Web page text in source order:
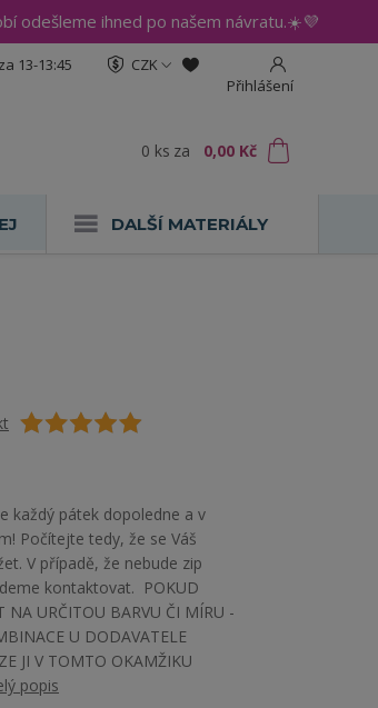
odešleme ihned po našem návratu.☀️💜
CZK
Přihlášení
13-13:45
0 ks za 0,00 Kč
DALŠÍ MATERIÁLY
každý pátek dopoledne a v
Počítejte tedy, že se Váš
V případě, že nebude zip
kontaktovat. POKUD
NA URČITOU BARVU ČI MÍRU -
U DODAVATELE
JI V TOMTO OKAMŽIKU
popis